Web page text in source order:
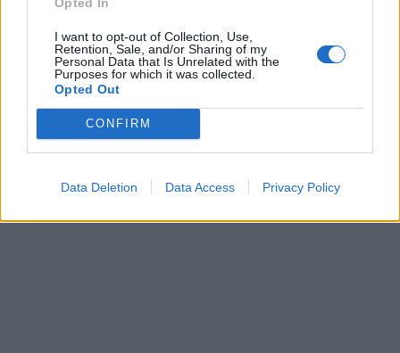
I want to opt-out of Collection, Use,
Retention, Sale, and/or Sharing of my
Personal Data that Is Unrelated with the
Purposes for which it was collected.
Opted Out
CONFIRM
Data Deletion Data Access Privacy Policy
ΕΦΥΓΑΝ ΚΟΙΝΩΝΙΑ
ΜΝΗΜΟΣΥΝΟ
ΚΗΔΕΙΕΣ